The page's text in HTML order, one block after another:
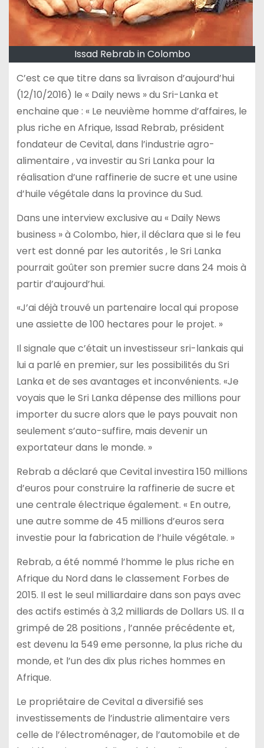
Issad Rebrab in Colombo
C’est ce que titre dans sa livraison d’aujourd’hui
(12/10/2016) le « Daily news » du Sri-Lanka et
enchaine que : « Le neuvième homme d’affaires, le
plus riche en Afrique, Issad Rebrab, président
fondateur de Cevital, dans l’industrie agro-
alimentaire , va investir au Sri Lanka pour la
réalisation d’une raffinerie de sucre et une usine
d’huile végétale dans la province du Sud.
Dans une interview exclusive au « Daily News
business » à Colombo, hier, il déclara que si le feu
vert est donné par les autorités , le Sri Lanka
pourrait goûter son premier sucre dans 24 mois à
partir d’aujourd’hui.
«J’ai déjà trouvé un partenaire local qui propose
une assiette de 100 hectares pour le projet. »
Il signale que c’était un investisseur sri-lankais qui
lui a parlé en premier, sur les possibilités du Sri
Lanka et de ses avantages et inconvénients. «Je
voyais que le Sri Lanka dépense des millions pour
importer du sucre alors que le pays pouvait non
seulement s’auto-suffire, mais devenir un
exportateur dans le monde. »
Rebrab a déclaré que Cevital investira 150 millions
d’euros pour construire la raffinerie de sucre et
une centrale électrique également. « En outre,
une autre somme de 45 millions d’euros sera
investie pour la fabrication de l’huile végétale. »
Rebrab, a été nommé l’homme le plus riche en
Afrique du Nord dans le classement Forbes de
2015. Il est le seul milliardaire dans son pays avec
des actifs estimés à 3,2 milliards de Dollars US. Il a
grimpé de 28 positions , l’année précédente et,
est devenu la 549 eme personne, la plus riche du
monde, et l’un des dix plus riches hommes en
Afrique.
Le propriétaire de Cevital a diversifié ses
investissements de l’industrie alimentaire vers
celle de l’électroménager, de l’automobile et de